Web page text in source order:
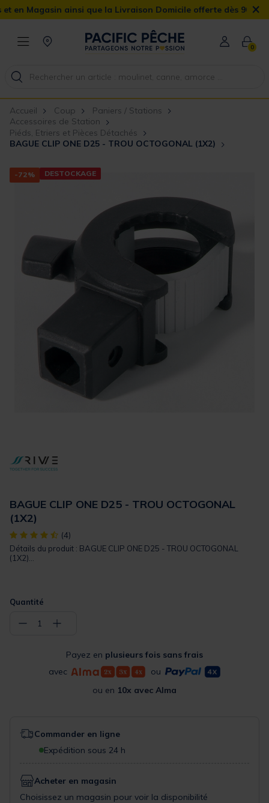
ainsi que la Livraison Domicile offerte dès 90€ ×
0
Accueil Coup
Paniers / Stations
Accessoires de Station
Piéds, Etriers et Pièces Détachés
BAGUE CLIP ONE D25 - TROU OCTOGONAL (1X2)
-72% DESTOCKAGE
BAGUE CLIP ONE D25 - TROU OCTOGONAL
(1X2)
[object Object] out of 5 Customer Rating
(4)
Détails du produit : BAGUE CLIP ONE D25 - TROU OCTOGONAL
(1X2)...
Quantité
− 1 +
Payez en plusieurs fois sans frais
avec
ou
ou en 10x avec Alma
Commander en ligne
Expédition sous 24 h
Acheter en magasin
Choisissez un magasin pour voir la disponibilité